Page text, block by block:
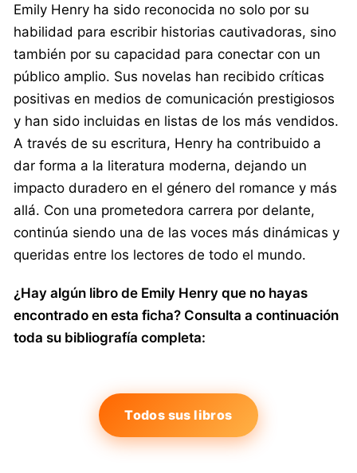
Emily Henry ha sido reconocida no solo por su
habilidad para escribir historias cautivadoras, sino
también por su capacidad para conectar con un
público amplio. Sus novelas han recibido críticas
positivas en medios de comunicación prestigiosos
y han sido incluidas en listas de los más vendidos.
A través de su escritura, Henry ha contribuido a
dar forma a la literatura moderna, dejando un
impacto duradero en el género del romance y más
allá. Con una prometedora carrera por delante,
continúa siendo una de las voces más dinámicas y
queridas entre los lectores de todo el mundo.
¿Hay algún libro de Emily Henry que no hayas
encontrado en esta ficha? Consulta a continuación
toda su bibliografía completa:
Todos sus libros